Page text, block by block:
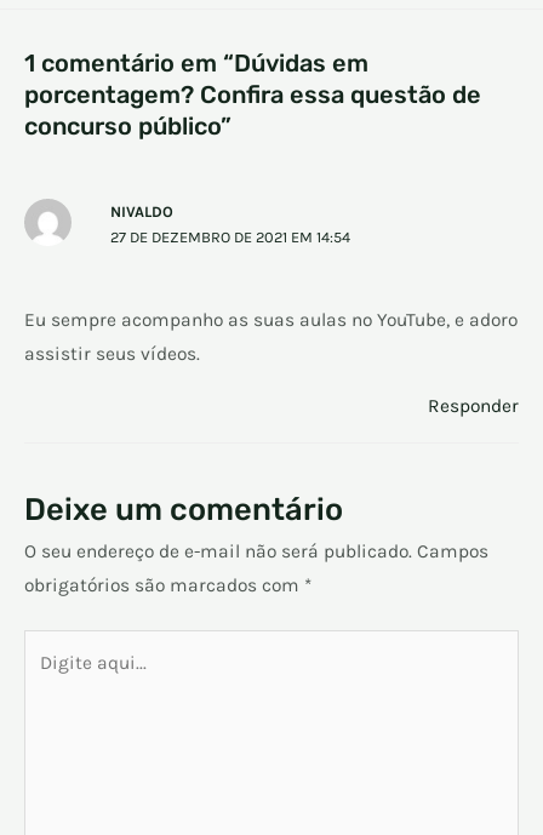
1 comentário em “Dúvidas em
porcentagem? Confira essa questão de
concurso público”
NIVALDO
27 DE DEZEMBRO DE 2021 EM 14:54
Eu sempre acompanho as suas aulas no YouTube, e adoro
assistir seus vídeos.
Responder
Deixe um comentário
O seu endereço de e-mail não será publicado. Campos
obrigatórios são marcados com *
aqui...